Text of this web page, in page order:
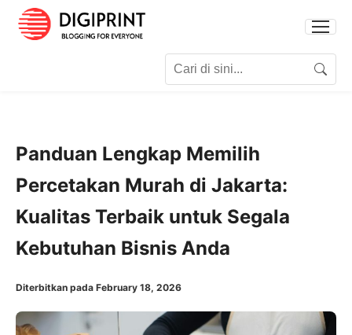
Search
Panduan Lengkap Memilih
Percetakan Murah di Jakarta:
Kualitas Terbaik untuk Segala
Kebutuhan Bisnis Anda
Diterbitkan pada February 18, 2026